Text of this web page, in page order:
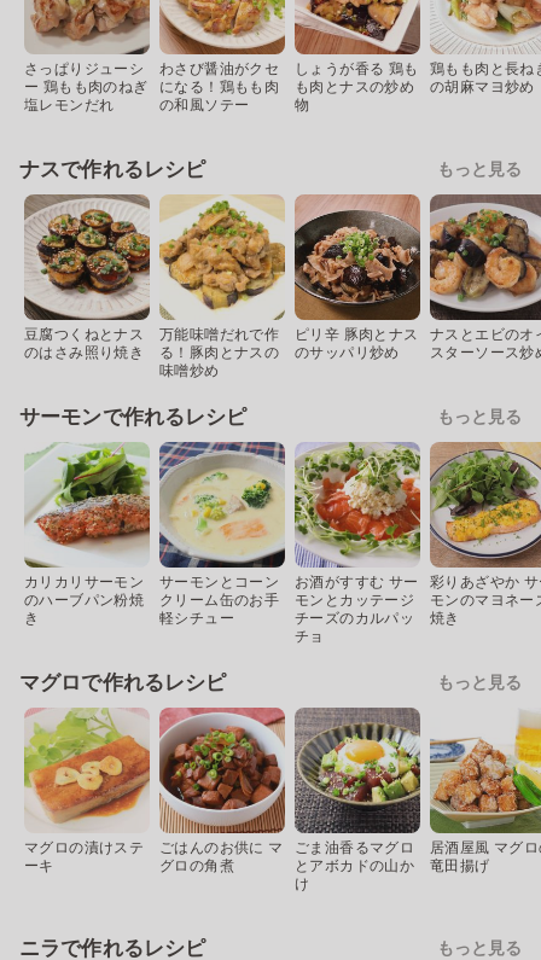
さっぱりジューシ
ー 鶏もも肉のねぎ
塩レモンだれ
わさび醤油がクセ
になる！鶏もも肉
の和風ソテー
しょうが香る 鶏も
も肉とナスの炒め
物
鶏もも肉と長ね
の胡麻マヨ炒め
ナスで作れるレシピ もっと見る
豆腐つくねとナス
のはさみ照り焼き
万能味噌だれで作
る！豚肉とナスの
味噌炒め
ピリ辛 豚肉とナス
のサッパリ炒め
ナスとエビのオ
スターソース炒
サーモンで作れるレシピ もっと見る
カリカリサーモン
のハーブパン粉焼
き
サーモンとコーン
クリーム缶のお手
軽シチュー
お酒がすすむ サー
モンとカッテージ
チーズのカルパッ
チョ
彩りあざやか
モンのマヨネー
焼き
マグロで作れるレシピ もっと見る
マグロの漬けステ
ーキ
ごはんのお供に マ
グロの角煮
ごま油香るマグロ
とアボカドの山か
け
居酒屋風 マグ
竜田揚げ
ニラで作れるレシピ もっと見る